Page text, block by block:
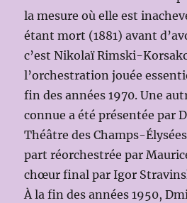
la mesure où elle est
étant mort (1881) avant
c’est Nikolaï Rimski-
l’orchestration jouée
fin des années 1970. Une
connue a été présentée par
Théâtre des Champs-
part réorchestrée par
chœur final par Igor
À la fin des années 1950,